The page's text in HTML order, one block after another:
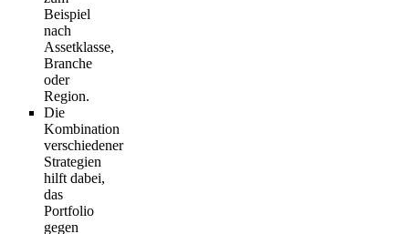
Beispiel
nach
Assetklasse,
Branche
oder
Region.
Die
Kombination
verschiedener
Strategien
hilft dabei,
das
Portfolio
gegen